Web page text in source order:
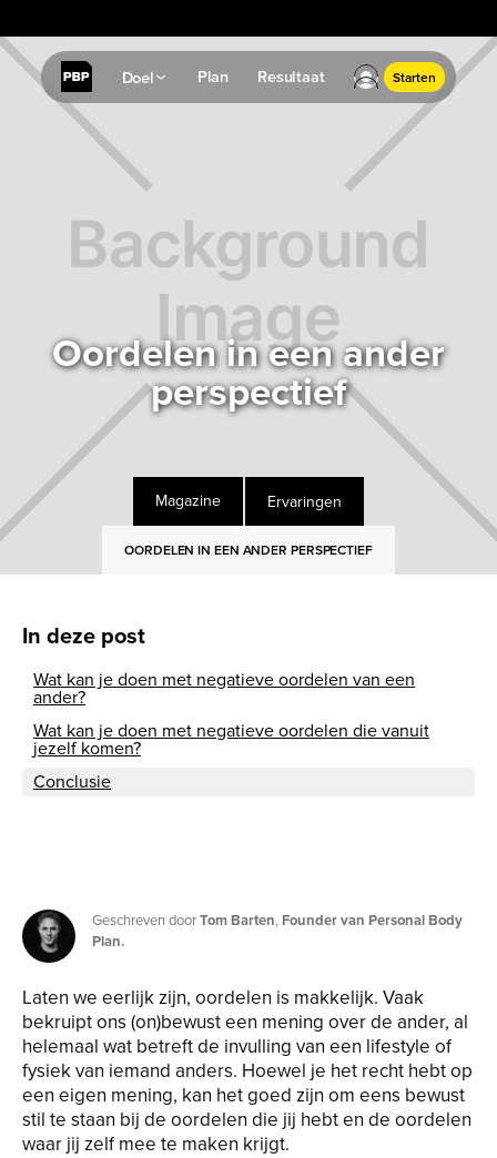
Doel Plan Resultaat Starten
Oordelen in een ander
perspectief
Magazine Ervaringen
OORDELEN IN EEN ANDER PERSPECTIEF
In deze post
Wat kan je doen met negatieve oordelen van een
ander?
Wat kan je doen met negatieve oordelen die vanuit
jezelf komen?
Conclusie
Geschreven doorTom Barten, Founder van Personal Body
Plan.
Laten we eerlijk zijn, oordelen is makkelijk. Vaak
bekruipt ons (on)bewust een mening over de ander, al
helemaal wat betreft de invulling van een lifestyle of
fysiek van iemand anders. Hoewel je het recht hebt op
een eigen mening, kan het goed zijn om eens bewust
stil te staan bij de oordelen die jij hebt en de oordelen
waar jij zelf mee te maken krijgt.